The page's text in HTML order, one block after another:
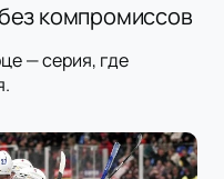
компромиссов
— серия, где